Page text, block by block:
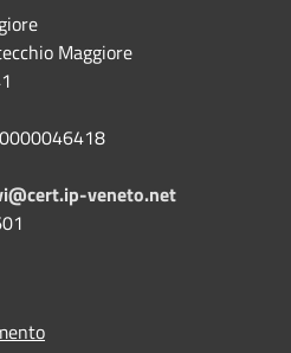
Maggiore
veneto.net